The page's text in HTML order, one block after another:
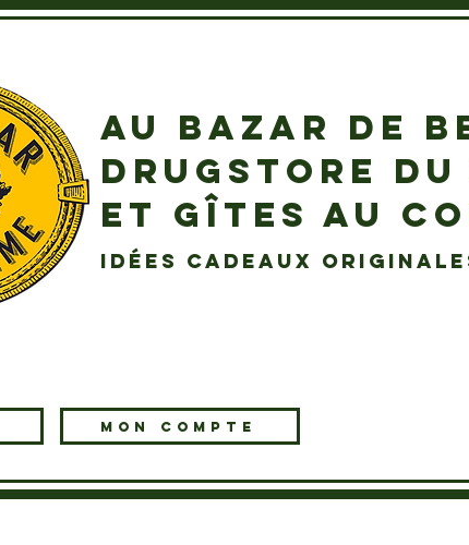
AU BAZAR DE
DRUGSTORE
ET GÎTES AU
idées cadeaux
MON COMPTE